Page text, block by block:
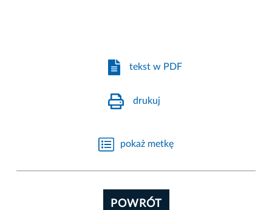
tekst w PDF
drukuj
pokaż metkę
POWRÓT